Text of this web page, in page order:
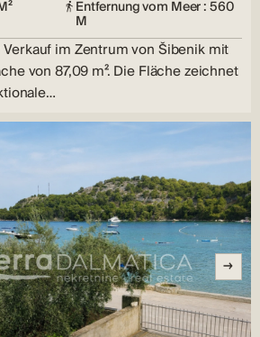
Entfernung vom Meer : 560
M
im Zentrum von Šibenik mit
von 87,09 m². Die Fläche zeichnet